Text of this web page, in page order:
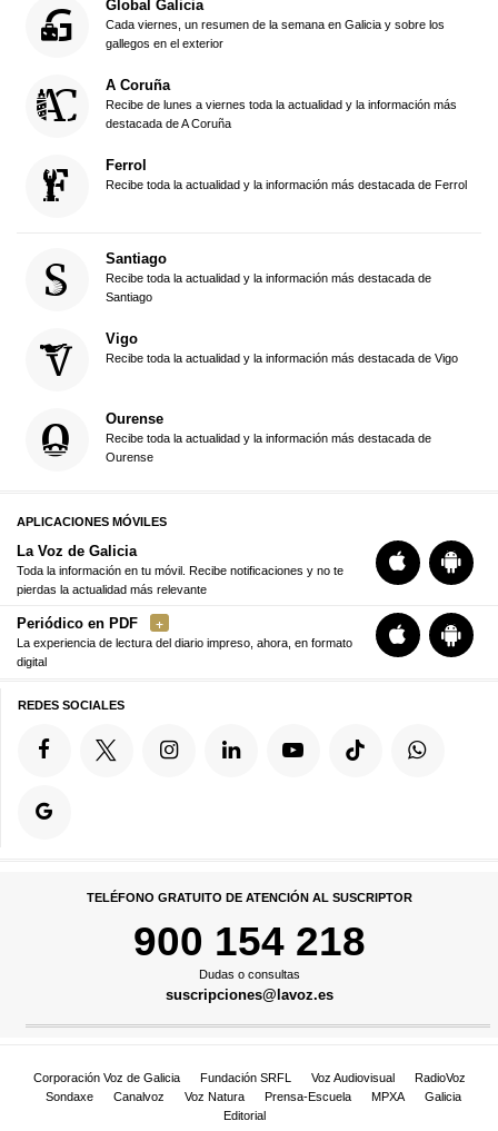
Global Galicia
Cada viernes, un resumen de la semana en Galicia y sobre los
gallegos en el exterior
A Coruña
Recibe de lunes a viernes toda la actualidad y la información más
destacada de A Coruña
Ferrol
Recibe toda la actualidad y la información más destacada de Ferrol
Santiago
Recibe toda la actualidad y la información más destacada de
Santiago
Vigo
Recibe toda la actualidad y la información más destacada de Vigo
Ourense
Recibe toda la actualidad y la información más destacada de
Ourense
APLICACIONES MÓVILES
La Voz de Galicia
Toda la información en tu móvil. Recibe notificaciones y no te
pierdas la actualidad más relevante
Periódico en PDF
La experiencia de lectura del diario impreso, ahora, en formato
digital
REDES SOCIALES
TELÉFONO GRATUITO DE ATENCIÓN AL SUSCRIPTOR
900 154 218
Dudas o consultas
suscripciones@lavoz.es
Corporación Voz de Galicia Fundación SRFL Voz Audiovisual
RadioVoz
Sondaxe
Canalvoz Voz Natura Prensa-Escuela MPXA
Galicia
Editorial